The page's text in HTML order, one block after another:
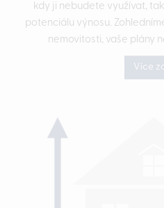
kdy ji nebudete využívat,
potenciálu výnosu.
nemovitosti, vaše plány
Více